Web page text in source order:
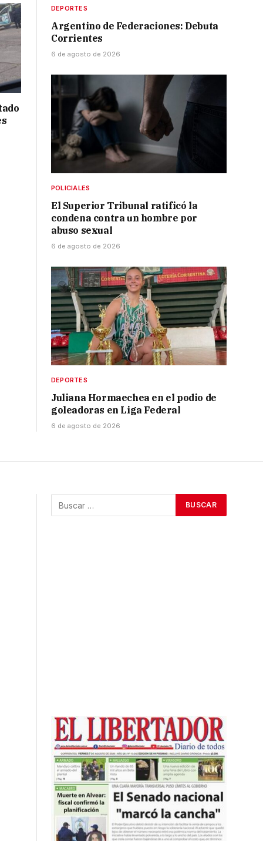
DEPORTES
Argentino de Federaciones: Debuta
Corrientes
6 de agosto de 2026
POLICIALES
El Superior Tribunal ratificó la
condena contra un hombre por
abuso sexual
6 de agosto de 2026
DEPORTES
Juliana Hormaechea en el podio de
goleadoras en Liga Federal
6 de agosto de 2026